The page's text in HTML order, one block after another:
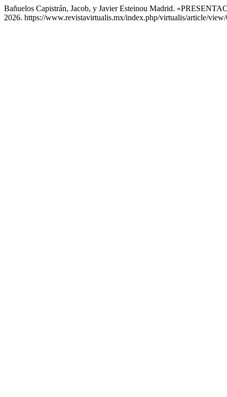
Bañuelos Capistrán, Jacob, y Javier Esteinou Madrid.
2026. https://www.revistavirtualis.mx/index.php/virtualis/article/